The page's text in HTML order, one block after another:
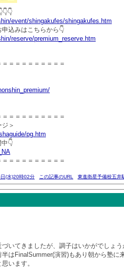
event/shingakufes/shingakufes.htm
込みはこちらから👇
reserve/premium_reserve.htm
＝＝＝＝＝＝＝＝＝
＝＝＝＝＝＝＝＝＝
＞
pg.htm
👇
＝＝＝＝＝＝＝＝＝
(水)20時02分 この記事のURL 東進衛星予備校五井
いてきましたが、調子はいかがでしょう
はFinalSummer(演習)もあり朝から塾に
います。